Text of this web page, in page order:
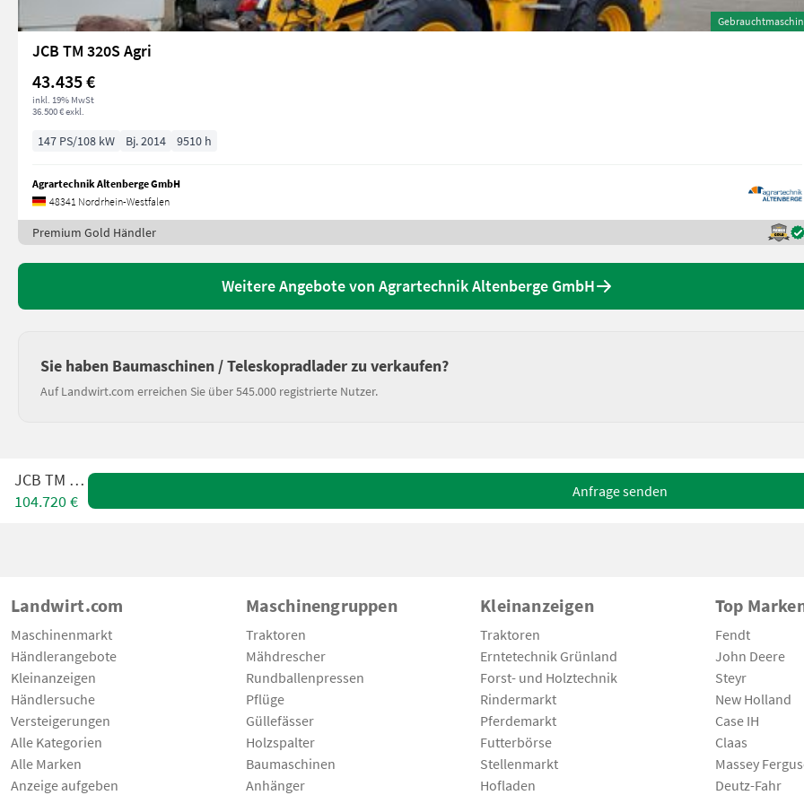
JCB TM 320S Agri
43.435 €
inkl. 19% MwSt
36.500 € exkl.
147 PS/108 kW Bj. 2014 9510 h
Agrartechnik Altenberge GmbH
48341 Nordrhein-Westfalen
Premium Gold Händler
Weitere Angebote von Agrartechnik Altenberge GmbH
Sie haben Baumaschinen / Teleskopradlader zu verkaufen?
Auf Landwirt.com erreichen Sie über 545.000 registrierte Nutzer.
JCB TM 420
104.720 €
Anfrage senden
Landwirt.com
Maschinenmarkt
Händlerangebote
Kleinanzeigen
Händlersuche
Versteigerungen
Alle Kategorien
Alle Marken
Anzeige aufgeben
Maschinengruppen
Traktoren
Mähdrescher
Rundballenpressen
Pflüge
Güllefässer
Holzspalter
Baumaschinen
Anhänger
Kleinanzeigen
Traktoren
Erntetechnik Grünland
Forst- und Holztechnik
Rindermarkt
Pferdemarkt
Futterbörse
Stellenmarkt
Hofladen
Top
Fendt
John Deere
Steyr
New Holland
Case IH
Claas
Massey
Deutz-Fahr